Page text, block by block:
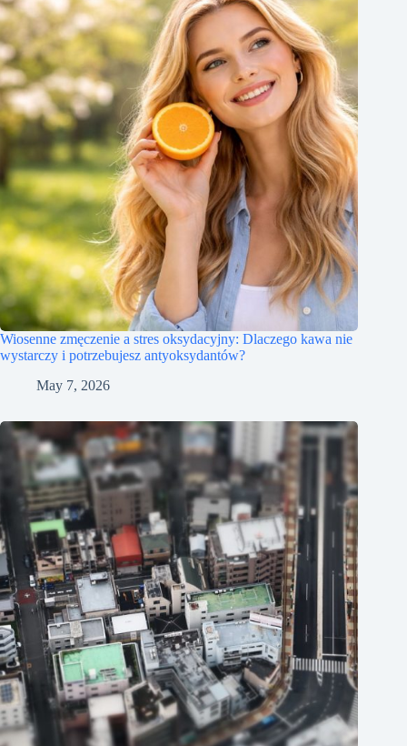
Wiosenne zmęczenie a stres oksydacyjny: Dlaczego kawa nie
wystarczy i potrzebujesz antyoksydantów?
May 7, 2026